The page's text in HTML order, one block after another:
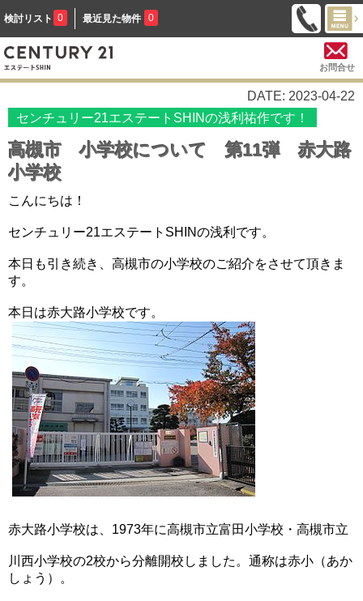
検討リスト 0 最近見た物件 0
お問合せ
DATE: 2023-04-22
センチュリー21エステートSHINの浅利祐作です！
高槻市 小学校について 第11弾 赤大路
小学校
こんにちは！
センチュリー21エステートSHINの浅利です。
本日も引き続き、高槻市の小学校のご紹介をさせて頂きま
す。
本日は赤大路小学校です。
赤大路小学校は、1973年に高槻市立富田小学校・高槻市立
川西小学校の2校から分離開校しました。通称は赤小（あか
しょう）。